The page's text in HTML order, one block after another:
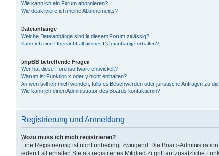
Wie kann ich ein Forum abonnieren?
Wie deaktiviere ich meine Abonnements?
Dateianhänge
Welche Dateianhänge sind in diesem Forum zulässig?
Kann ich eine Übersicht all meiner Dateianhänge erhalten?
phpBB betreffende Fragen
Wer hat diese Forensoftware entwickelt?
Warum ist Funktion x oder y nicht enthalten?
An wen soll ich mich wenden, falls es Beschwerden oder juristische Anfragen zu
Wie kann ich einen Administrator des Boards kontaktieren?
Registrierung und Anmeldung
Wozu muss ich mich registrieren?
Eine Registrierung ist nicht unbedingt zwingend. Die Board-
jeden Fall erhalten Sie als registriertes Mitglied Zugriff auf zusätzliche